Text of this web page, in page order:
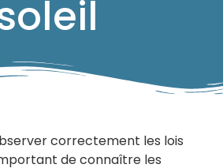
correctement les lois
de connaître les